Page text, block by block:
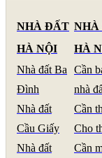
NHÀ ĐẤT
HÀ NỘI
Nhà đất Ba
Đình
Nhà đất
Cầu Giấy
Nhà đất
HÀ
Cần
nhà
Cần
Cho
Cần